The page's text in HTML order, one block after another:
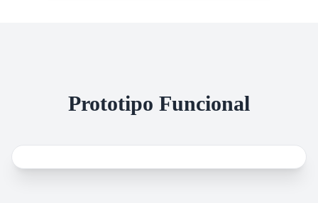
Prototipo Funcional